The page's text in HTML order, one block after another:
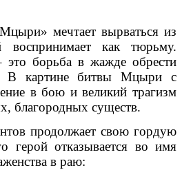
мечтает вырваться из
воспринимает как тюрьму.
борьба в жажде обрести
В картине битвы Мцыри с
в бою и великий трагизм
благородных существ.
продолжает свою гордую
герой отказывается во имя
в раю: